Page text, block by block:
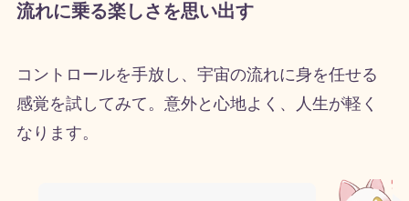
流れに乗る楽しさを思い出す
コントロールを手放し、宇宙の流れに身を任せる
感覚を試してみて。意外と心地よく、人生が軽く
なります。